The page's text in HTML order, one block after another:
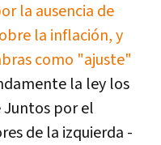
la ausencia de
la inflación, y
como "ajuste"
la ley los
por el
de la izquierda -